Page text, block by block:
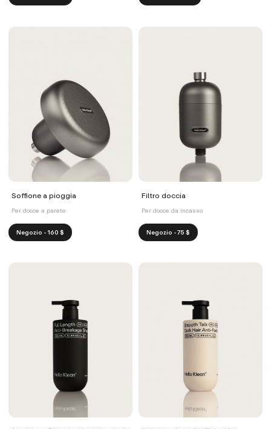
qualità dell'acqua della doccia, e ridurre gli effetti
una soluzione semplice e adatta a chi vive in affitto.
Soffione a pioggia
Per docce a parete
Negozio - 160 $
Filtro doccia
Per docce da incasso
Negozio - 75 $